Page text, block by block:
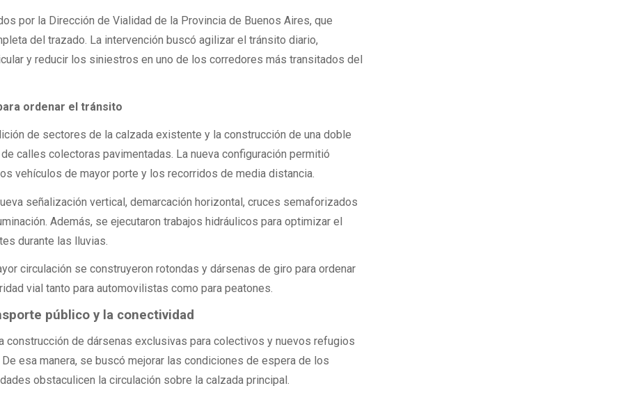
por la Dirección de Vialidad de la Provincia de Buenos Aires, que
del trazado. La intervención buscó agilizar el tránsito diario,
y reducir los siniestros en uno de los corredores más transitados del
ordenar el tránsito
de sectores de la calzada existente y la construcción de una doble
calles colectoras pavimentadas. La nueva configuración permitió
vehículos de mayor porte y los recorridos de media distancia.
señalización vertical, demarcación horizontal, cruces semaforizados
Además, se ejecutaron trabajos hidráulicos para optimizar el
durante las lluvias.
circulación se construyeron rotondas y dársenas de giro para ordenar
vial tanto para automovilistas como para peatones.
público y la conectividad
construcción de dársenas exclusivas para colectivos y nuevos refugios
esa manera, se buscó mejorar las condiciones de espera de los
obstaculicen la circulación sobre la calzada principal.